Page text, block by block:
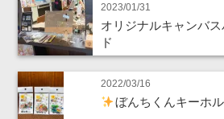
2023/01/31
オリジナルキャンバ
ド
2022/03/16
ぼんちくんキーホ